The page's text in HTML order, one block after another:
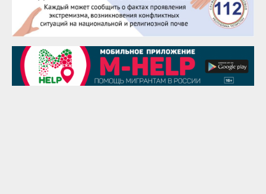
Сэсэгма Бубеева
28 августа
Чингиз Мустафаев
29 августа
Надежда Рослова